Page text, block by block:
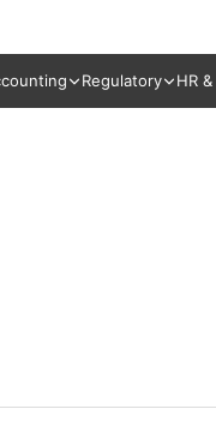
Regulatory HR